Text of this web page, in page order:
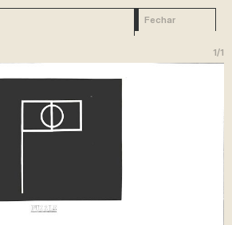
Fechar
1/1